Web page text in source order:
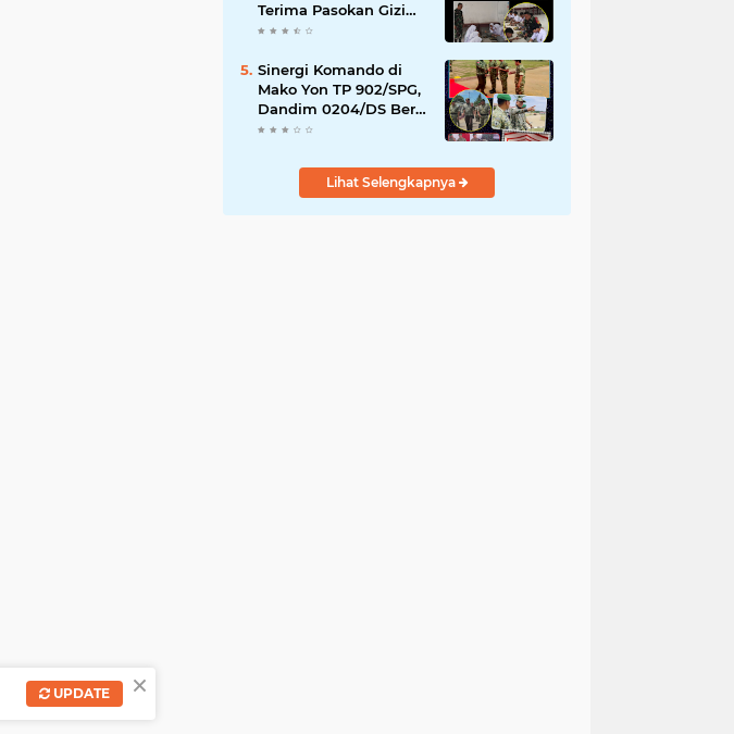
Terima Pasokan Gizi
Gratis dari TNI dan
Sinergi Komando di
Mako Yon TP 902/SPG,
Dandim 0204/DS Beri
Penghormatan Khusus
Lihat Selengkapnya
×
UPDATE